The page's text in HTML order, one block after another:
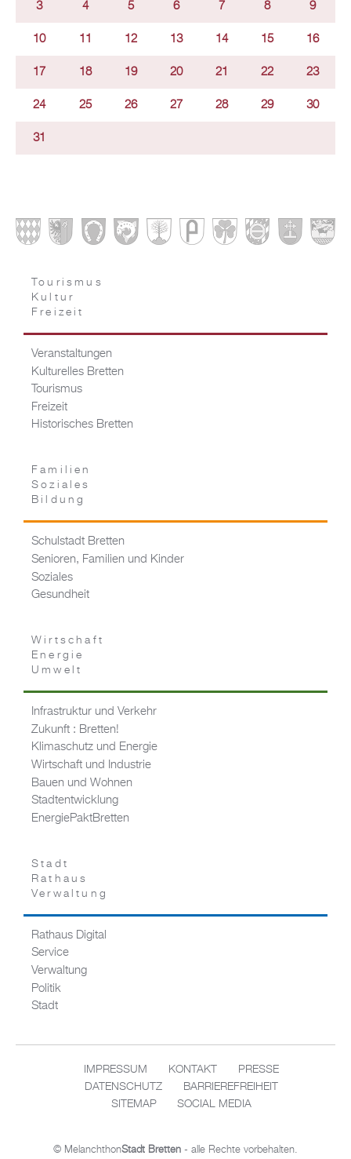
3 4 5 6 7 8 9
10 11 12 13 14 15 16
17 18 19 20 21 22 23
24 25 26 27 28 29 30
31
Tourismus
Kultur
Freizeit
Veranstaltungen
Kulturelles Bretten
Tourismus
Freizeit
Historisches Bretten
Familien
Soziales
Bildung
Schulstadt Bretten
Senioren, Familien und Kinder
Soziales
Gesundheit
Wirtschaft
Energie
Umwelt
Infrastruktur und Verkehr
Zukunft : Bretten!
Klimaschutz und Energie
Wirtschaft und Industrie
Bauen und Wohnen
Stadtentwicklung
EnergiePaktBretten
Stadt
Rathaus
Verwaltung
Rathaus Digital
Service
Verwaltung
Politik
Stadt
IMPRESSUM KONTAKT
PRESSE
DATENSCHUTZ
BARRIEREFREIHEIT
SITEMAP
SOCIAL MEDIA
© MelanchthonStadt Bretten - alle Rechte vorbehalten.